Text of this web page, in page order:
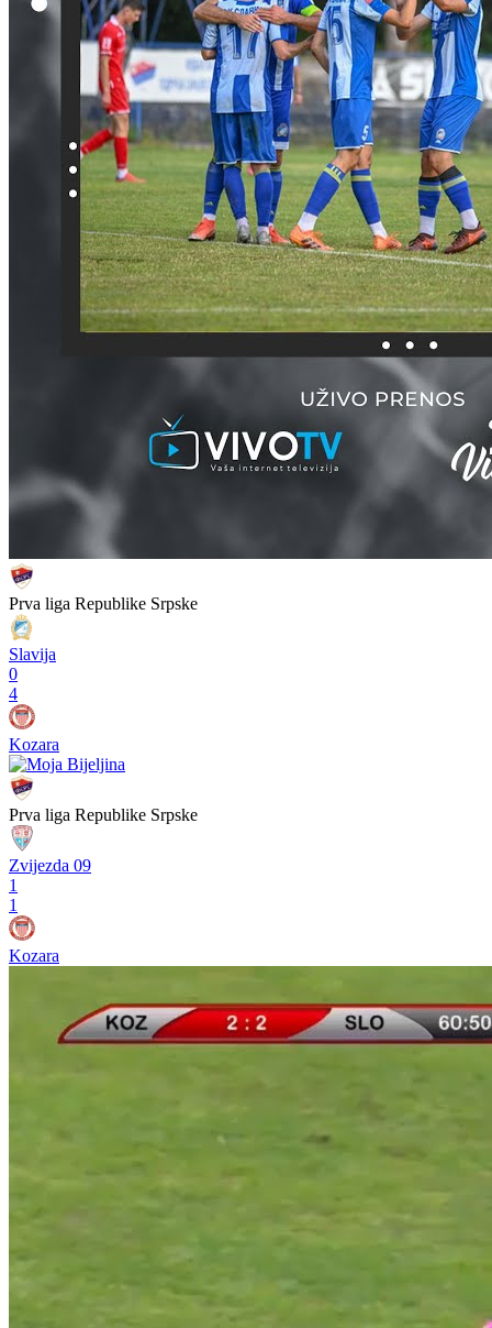
Prva liga Republike Srpske
Slavija
0
4
Kozara
Prva liga Republike Srpske
Zvijezda 09
1
1
Kozara